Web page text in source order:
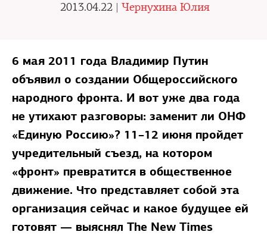
2013.04.22 | Чернухина Юлия
6 мая 2011 года Владимир Путин
объявил о создании Общероссийского
народного фронта. И вот уже два года
не утихают разговоры: заменит ли ОНФ
«Единую Россию»? 11–12 июня пройдет
учредительный съезд, на котором
«фронт» превратится в общественное
движение. Что представляет собой эта
организация сейчас и какое будущее ей
готовят — выяснял The New Times